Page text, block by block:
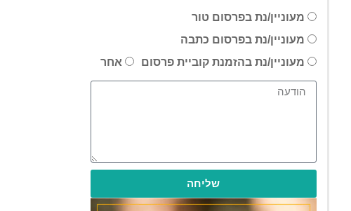
מעוניין/נת בפרסום טור
מעוניין/נת בפרסום כתבה
מעוניין/נת בהזמנת קוביית פרסום
אחר
שליחה